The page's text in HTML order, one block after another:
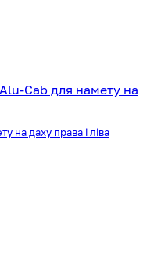
на даху права і ліва